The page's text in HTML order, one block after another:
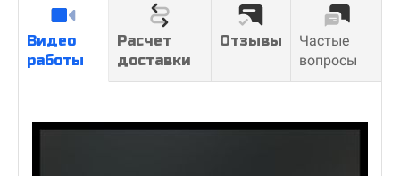
Видео
работы
Расчет
доставки
Отзывы
Частые
вопросы
У ВАС ВСЕ